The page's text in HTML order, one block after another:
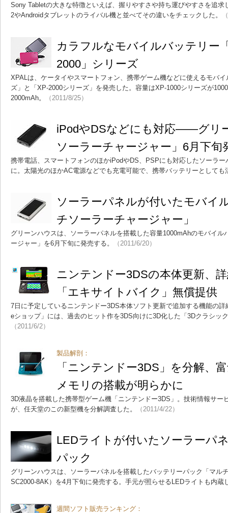
Sony Tabletの大きな特徴といえば、握りやすさや持ち運びやすさを追
2やAndroidタブレットのライバル機と並べてその違いをチェックした。
カラフルなモバイルバッテリー
2000」シリーズ
XPALは、ケータイやスマートフォン、携帯ゲーム機などに使えるモバ
ズ」と「XP-2000シリーズ」を発売した。容量はXP-1000シリーズが
2000mAh。
（2011/8/25）
iPodやDSなどにも対応――グリ
ソーラーチャージャー」6月下旬
携帯電話、スマートフォンのほかiPodやDS、PSPにも対応したソーラ
に。太陽光のほかAC電源などでも充電可能で、携帯バッテリーとしても
ソーラーパネルが付いたモバイ
チソーラーチャージャー」
グリーンハウスは、ソーラーパネルを搭載した容量1000mAhのモバイル
ージャー」を6月下旬に発売する。
（2011/6/20）
ニンテンドー3DSの本体更新、
「エキサイトバイク」無償提供
7日に予定しているニンテンドー3DS本体ソフト更新で追加する機能の
eショップ」には、過去のヒット作を3DS向けに3D化した「3Dクラシッ
（2011/6/2）
製品解剖：
「ニンテンドー3DS」を分解、
メモリの搭載が明らかに
3D液晶を搭載した携帯型ゲーム機「ニンテンドー3DS」。技術情報サー
が、任天堂のこの新型機を分解調査した。
（2011/4/22）
LEDライトが付いたソーラーパ
パック
グリーンハウスは、ソーラーパネルを搭載したバッテリーパック「マル
SC2000-8AK）を4月下旬に発売する。手元が照らせるLEDライトも内蔵
週間ソフト販売ランキング：